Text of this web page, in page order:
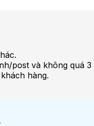
post và không quá
hàng.
.